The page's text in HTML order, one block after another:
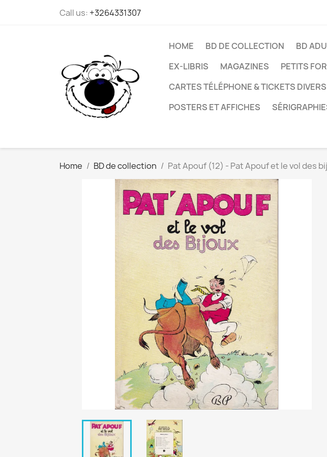
Call us: +3264331307
HOME BD DE COLLECTION BD
EX-LIBRIS
MAGAZINES PETITS
CARTES TÉLÉPHONE & TICKETS DIVERS
POSTERS ET AFFICHES
Home BD de collection Pat Apouf (12) - Pat Apouf et le vol des